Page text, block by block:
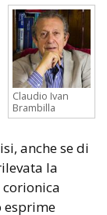
Claudio Ivan
Brambilla
anche se di
la
esprime